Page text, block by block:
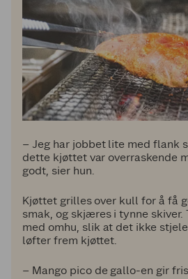
– Jeg har jobbet lite med flank
dette kjøttet var overraskende
godt, sier hun.
Kjøttet grilles over kull for å få
smak, og skjæres i tynne
med omhu, slik at det ikke
løfter frem kjøttet.
– Mango pico de gallo-en gir